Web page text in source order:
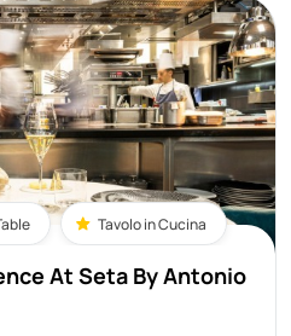
Tavolo in Cucina
At Seta By Antonio